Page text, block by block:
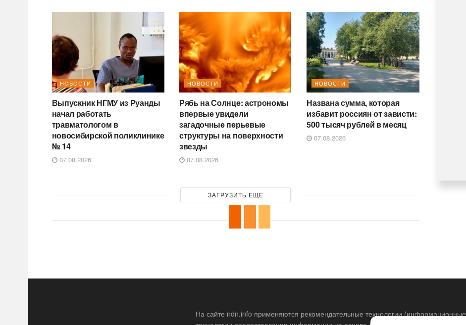
НОВОСТИ
Выпускник НГМУ из Руанды
начал работать
травматологом в
новосибирской поликлинике
№ 14
07.08.2026
НОВОСТИ
Рябь на Солнце: астрономы
впервые увидели
загадочные перьевые
структуры на поверхности
звезды
07.08.2026
НОВОСТИ
Названа сумма, которая
избавит россиян от зависти:
500 тысяч рублей в месяц
07.08.2026
ЗАГРУЗИТЬ ЕЩЕ
На сайте ndn.info применяются рекомендательные технологии (информационные